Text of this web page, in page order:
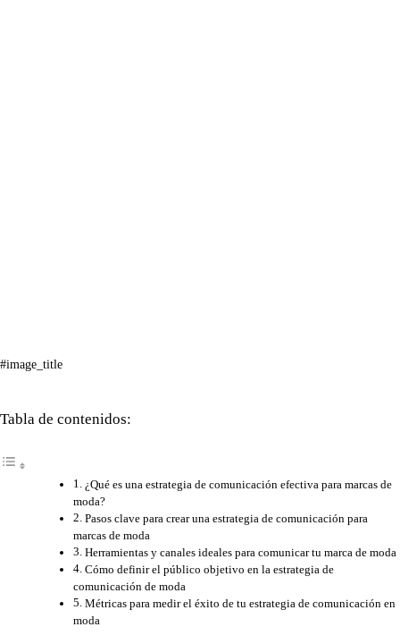
#image_title
Tabla de contenidos:
¿Qué es una estrategia de comunicación efectiva para marcas de
moda?
Pasos clave para crear una estrategia de comunicación para
marcas de moda
Herramientas y canales ideales para comunicar tu marca de moda
Cómo definir el público objetivo en la estrategia de
comunicación de moda
Métricas para medir el éxito de tu estrategia de comunicación en
moda